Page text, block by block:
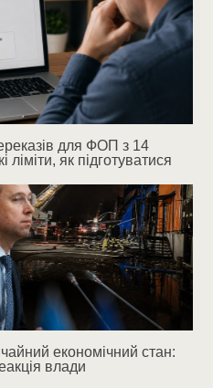
для ФОП з 14
ліміти, як підготуватися
економічний стан:
влади